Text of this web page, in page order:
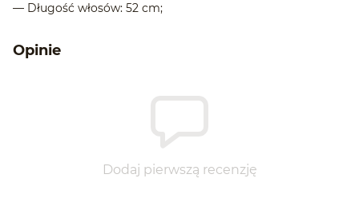
— Długość włosów: 52 cm;
Opinie
Dodaj pierwszą recenzję